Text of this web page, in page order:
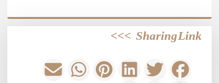
Sharing Link
>>>